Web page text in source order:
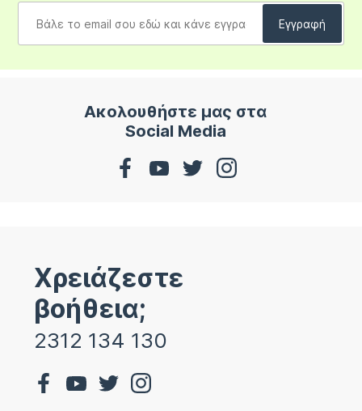
Ακολουθήστε μας στα
Social Media
Χρειάζεστε
βοήθεια;
2312 134 130